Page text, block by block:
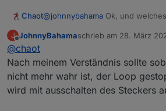
Chaot@johnnybahama Ok, und
Meine 3 Streifen an der Decke
Relais umgebaut habe. Aber
die anzusprechen kommt auch
J
Offline
JohnnyBahamaschrieb am 28. März
zuletzt editiert von
@chaot
Nach meinem Verständnis sollte
nicht mehr wahr ist, der Loop
wird mit ausschalten des Steckers